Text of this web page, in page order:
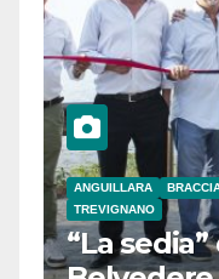
ANGUILLARA
TREVIGNANO
“La